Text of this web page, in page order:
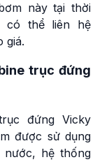
này tại thời
có thể liên hệ
giá.
trục đứng
đứng Vicky
được sử dụng
hệ thống